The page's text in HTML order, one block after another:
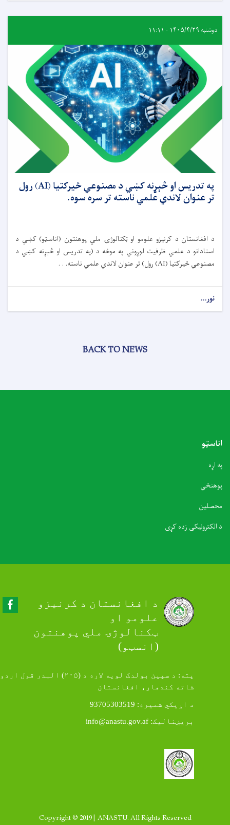
دوشنبه ۱۴۰۵/۴/۲۹ - ۱۱:۱۱
په تدریس او څېړنه کښي د مصنوعي ځیرکتیا (AI) رول
تر عنوان لاندي علمي ناسته تر سره سوه.
د افغانستان د کرنیزو علومو او ټکنالوژۍ ملي پوهنتون (اناسټو) کښي د
استادانو د علمي ظرفیت لوړوني په موخه د (په تدریس او څېړنه کښي د
مصنوعي ځیرکتیا (AI) رول) تر عنوان لاندي علمي ناسته. . .
نور...
BACK TO NEWS
اناسټو
په اړه
پوهنځي
محصلین
د الکترونیکی زده کړی
د افغانستان د کرنیزو
علومو او
ټکنالوژۍ ملي پوهنتون
(انسټو)
Facebook
پته: د سپین بولدک لویه لاره د (۲۰۵) البدر قول اردو
شاته کندهار، افغانستان
د اړيکي شمیره: 93705303519
بريښناليک: info@anastu.gov.af
Copyright © 2019 | ANASTU. All Rights Reserved